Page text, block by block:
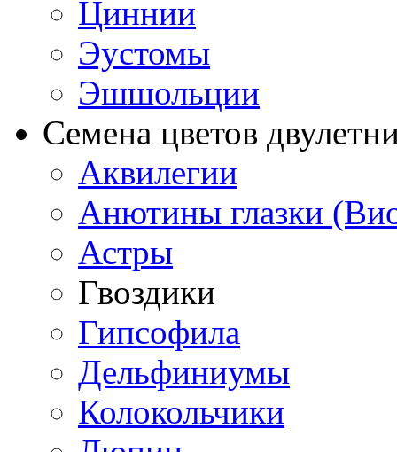
Циннии
Эустомы
Эшшольции
Семена цветов
Аквилегии
Анютины глазки
Астры
Гвоздики
Гипсофила
Дельфиниумы
Колокольчики